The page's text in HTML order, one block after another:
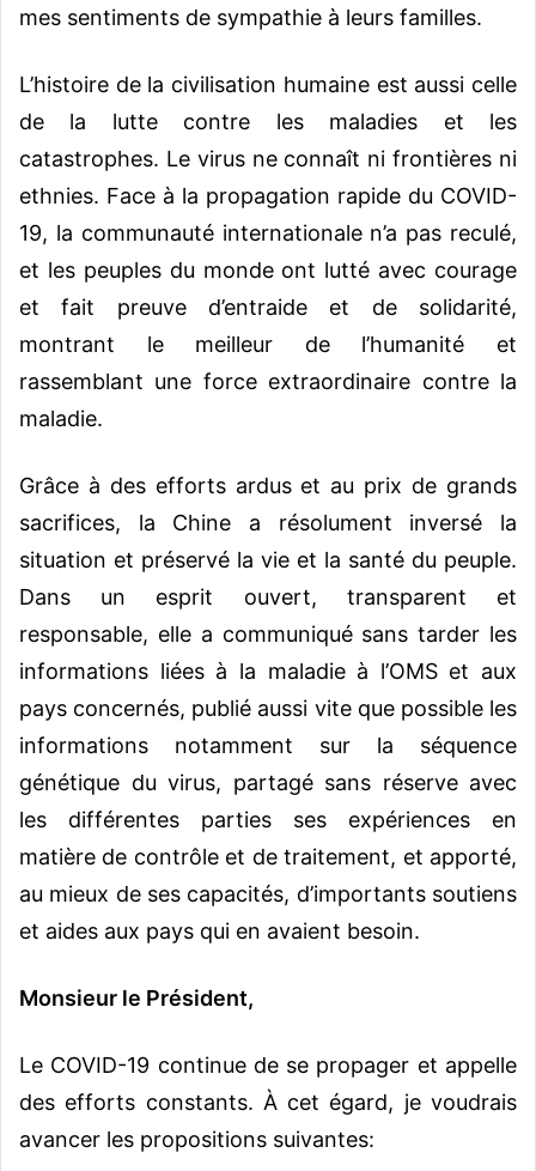
mes sentiments de sympathie à leurs familles.
L’histoire de la civilisation humaine est aussi celle
de la lutte contre les maladies et les
catastrophes. Le virus ne connaît ni frontières ni
ethnies. Face à la propagation rapide du COVID-
19, la communauté internationale n’a pas reculé,
et les peuples du monde ont lutté avec courage
et fait preuve d’entraide et de solidarité,
montrant le meilleur de l’humanité et
rassemblant une force extraordinaire contre la
maladie.
Grâce à des efforts ardus et au prix de grands
sacrifices, la Chine a résolument inversé la
situation et préservé la vie et la santé du peuple.
Dans un esprit ouvert, transparent et
responsable, elle a communiqué sans tarder les
informations liées à la maladie à l’OMS et aux
pays concernés, publié aussi vite que possible les
informations notamment sur la séquence
génétique du virus, partagé sans réserve avec
les différentes parties ses expériences en
matière de contrôle et de traitement, et apporté,
au mieux de ses capacités, d’importants soutiens
et aides aux pays qui en avaient besoin.
Monsieur le Président,
Le COVID-19 continue de se propager et appelle
des efforts constants. À cet égard, je voudrais
avancer les propositions suivantes: